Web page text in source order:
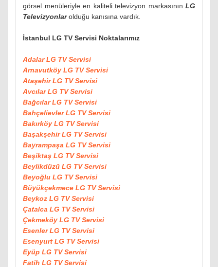
görsel menüleriyle en kaliteli televizyon markasının LG
Televizyonlarolduğu kanısına vardık.
İstanbul LG TV Servisi Noktalarımız
Adalar LG TV Servisi
Arnavutköy LG TV Servisi
Ataşehir LG TV Servisi
Avcılar LG TV Servisi
Bağcılar LG TV Servisi
Bahçelievler LG TV Servisi
Bakırköy LG TV Servisi
Başakşehir LG TV Servisi
Bayrampaşa LG TV Servisi
Beşiktaş LG TV Servisi
Beylikdüzü LG TV Servisi
Beyoğlu LG TV Servisi
Büyükçekmece LG TV Servisi
Beykoz LG TV Servisi
Çatalca LG TV Servisi
Çekmeköy LG TV Servisi
Esenler LG TV Servisi
Esenyurt LG TV Servisi
Eyüp LG TV Servisi
Fatih LG TV Servisi